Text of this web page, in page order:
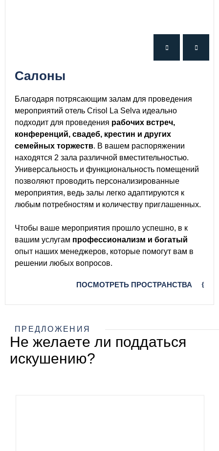
Салоны
Благодаря потрясающим залам для проведения
мероприятий отель Crisol La Selva идеально
подходит для проведения рабочих встреч,
конференций, свадеб, крестин и других
семейных торжеств. В вашем распоряжении
находятся 2 зала различной вместительностью.
Универсальность и функциональность помещений
позволяют проводить персонализированные
мероприятия, ведь залы легко адаптируются к
любым потребностям и количеству приглашенных.
Чтобы ваше мероприятия прошло успешно, в к
вашим услугам профессионализм и богатый
опыт наших менеджеров, которые помогут вам в
решении любых вопросов.
ПОСМОТРЕТЬ ПРОСТРАНСТВА
ПРЕДЛОЖЕНИЯ
Не желаете ли поддаться
искушению?